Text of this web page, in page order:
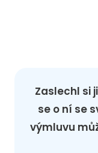
Zaslechl si
se o ní se
výmluvu